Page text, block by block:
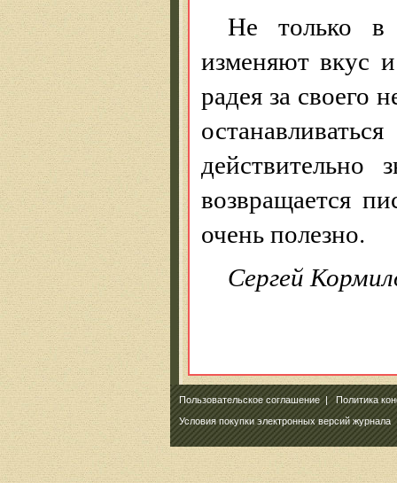
Не только в
изменяют вкус
радея за своего
возвращается
очень полезно.
Сергей
Пользовательское соглашение|Политика
Условия покупки электронных версий журнала